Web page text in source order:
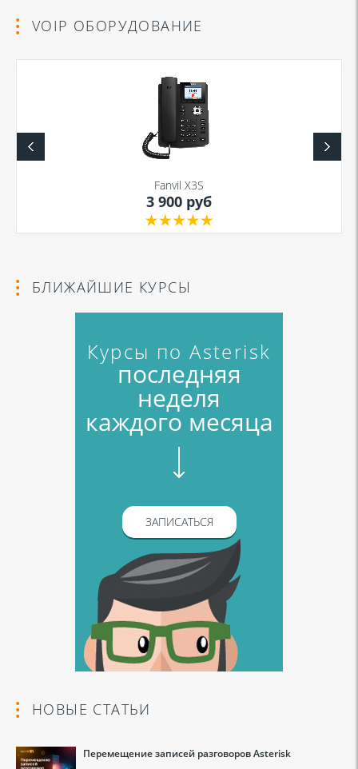
VOIP ОБОРУДОВАНИЕ
Fanvil X3S
3 900 руб
БЛИЖАЙШИЕ КУРСЫ
Курсы по Asterisk
последняя
неделя
каждого месяца
ЗАПИСАТЬСЯ
НОВЫЕ СТАТЬИ
Перемещение записей разговоров Asterisk